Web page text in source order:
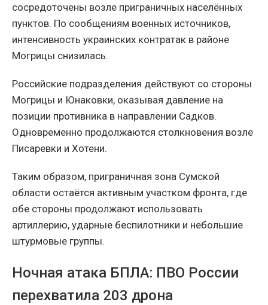
сосредоточены возле приграничных населённых
пунктов. По сообщениям военных источников,
интенсивность украинских контратак в районе
Могрицы снизилась.
Российские подразделения действуют со стороны
Могрицы и Юнаковки, оказывая давление на
позиции противника в направлении Садков.
Одновременно продолжаются столкновения возле
Писаревки и Хотени.
Таким образом, приграничная зона Сумской
области остаётся активным участком фронта, где
обе стороны продолжают использовать
артиллерию, ударные беспилотники и небольшие
штурмовые группы.
Ночная атака БПЛА: ПВО России
перехватила 203 дрона